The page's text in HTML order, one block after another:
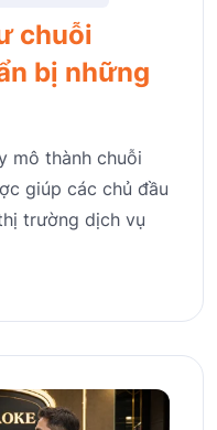
chuỗi
bị những
mô thành chuỗi
giúp các chủ đầu
trường dịch vụ